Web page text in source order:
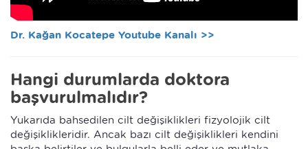
Dr. Kağan Kocatepe Youtube Kanalı >>
Hangi durumlarda doktora
başvurulmalıdır?
Yukarıda bahsedilen cilt değişiklikleri fizyolojik cilt
değişiklikleridir. Ancak bazı cilt değişiklikleri kendini